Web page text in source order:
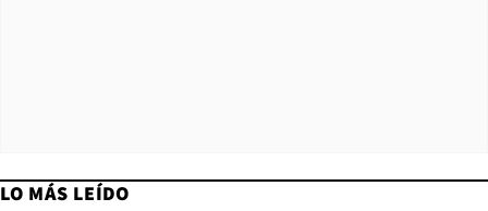
LO MÁS LEÍDO